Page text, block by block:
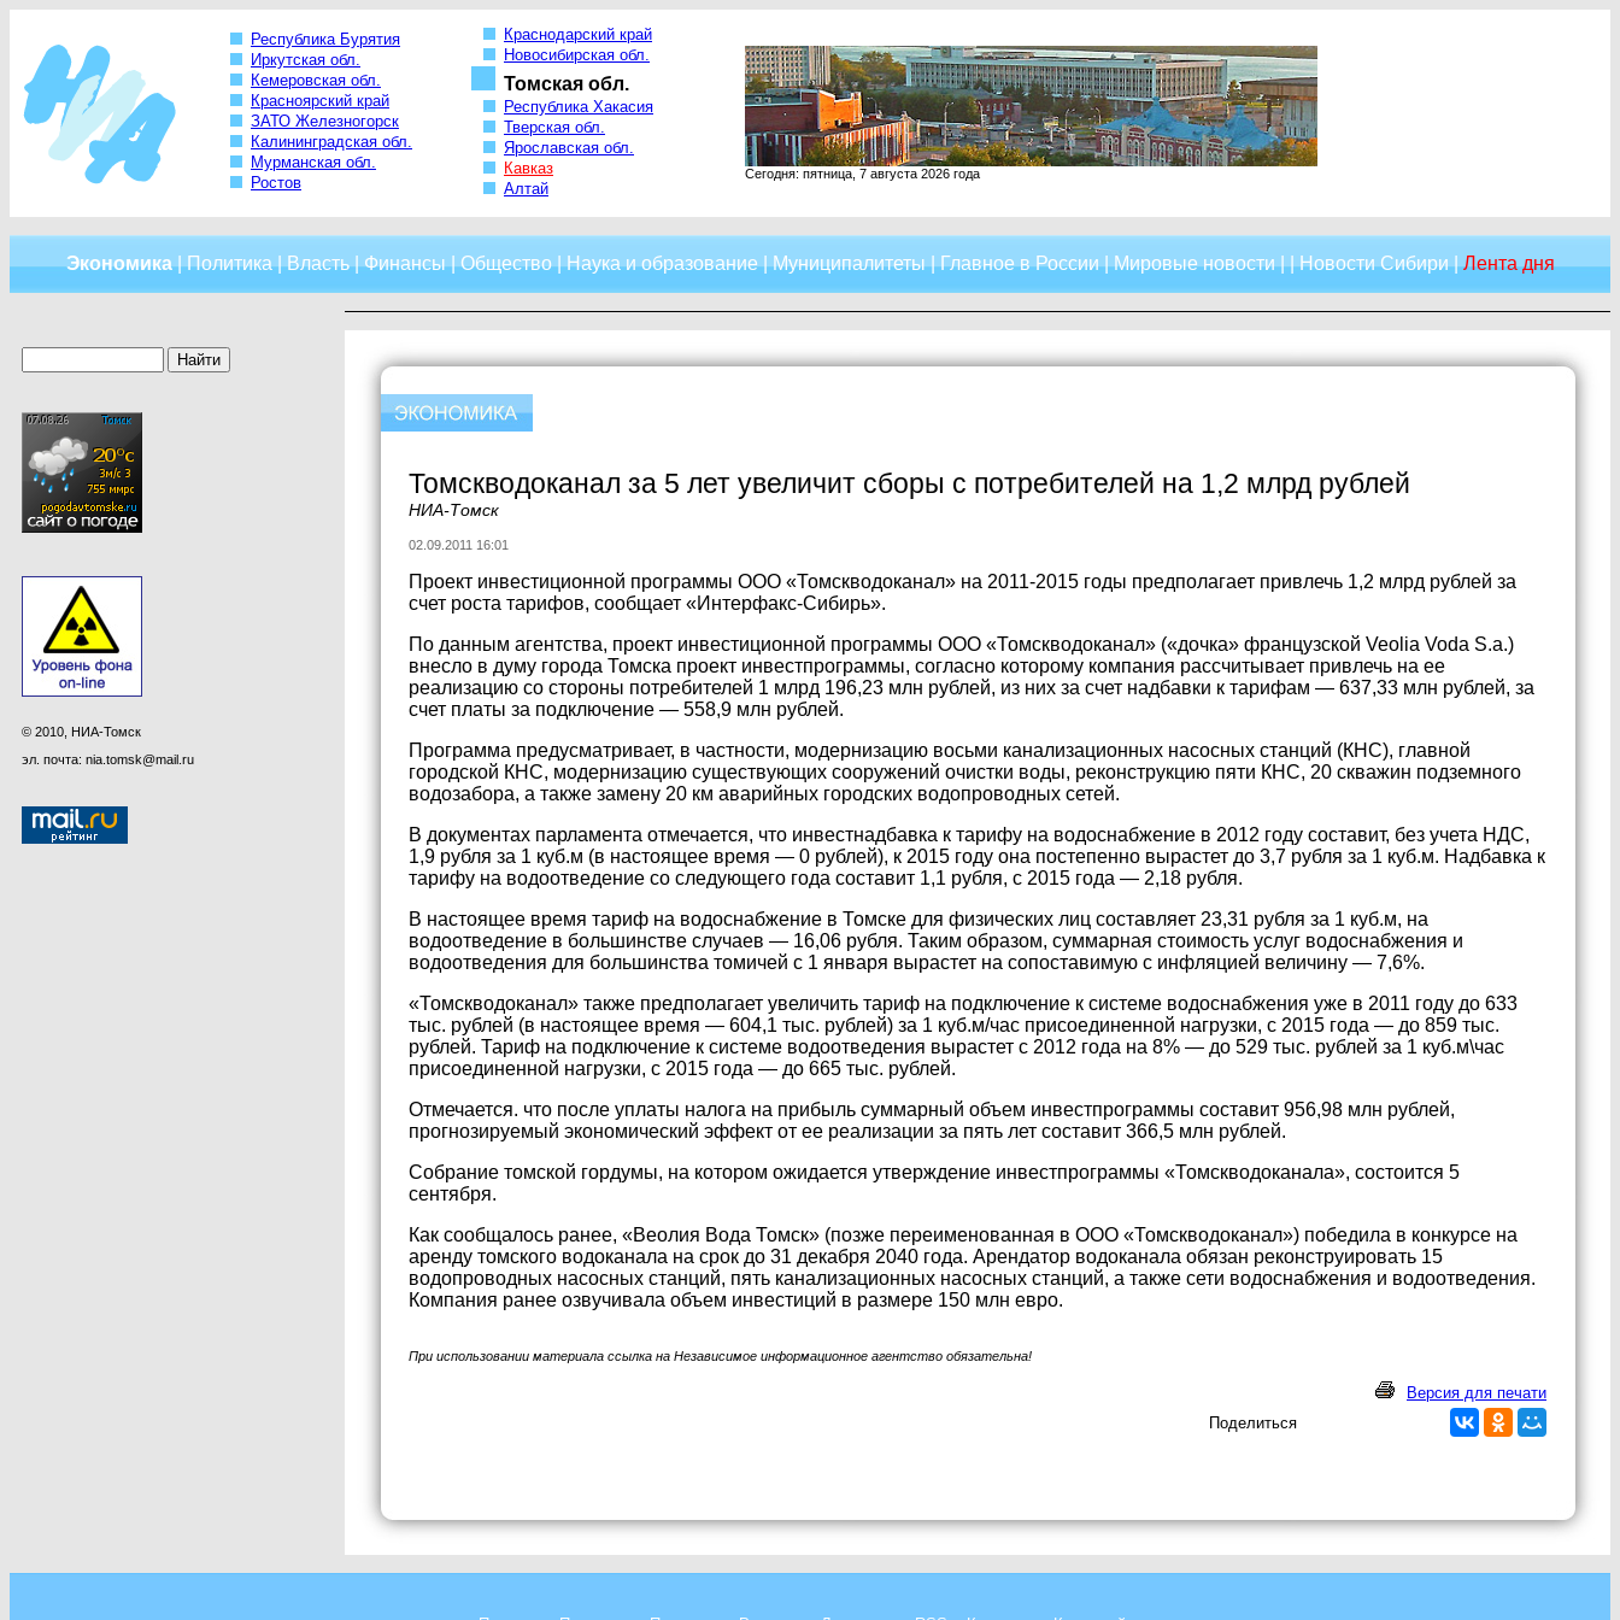
Республика Бурятия
Иркутская обл.
Кемеровская обл.
Красноярский край
ЗАТО Железногорск
Калининградская обл.
Мурманская обл.
Ростов
Краснодарский край
Новосибирская обл.
Томская обл.
Республика Хакасия
Тверская обл.
Ярославская обл.
Кавказ
Алтай
Сегодня: пятница, 7 августа 2026 года
Экономика|Политика|Власть|Финансы|Общество|Наука и образование|Муниципалитеты|Главное в России|Мировые новости| |Новости Сибири|Лента дня
© 2010, НИА-Томск
эл. почта: nia.tomsk@mail.ru
Томскводоканал за 5 лет увеличит сборы с потребителей на 1,2 млрд рублей
НИА-Томск
02.09.2011 16:01
Проект инвестиционной программы ООО «Томскводоканал» на 2011-2015 годы предполагает привлечь 1,2 млрд рублей за
счет роста тарифов, сообщает «Интерфакс-Сибирь».
По данным агентства, проект инвестиционной программы ООО «Томскводоканал» («дочка» французской Veolia Voda S.a.)
внесло в думу города Томска проект инвестпрограммы, согласно которому компания рассчитывает привлечь на ее
реализацию со стороны потребителей 1 млрд 196,23 млн рублей, из них за счет надбавки к тарифам — 637,33 млн рублей, за
счет платы за подключение — 558,9 млн рублей.
Программа предусматривает, в частности, модернизацию восьми канализационных насосных станций (КНС), главной
городской КНС, модернизацию существующих сооружений очистки воды, реконструкцию пяти КНС, 20 скважин подземного
водозабора, а также замену 20 км аварийных городских водопроводных сетей.
В документах парламента отмечается, что инвестнадбавка к тарифу на водоснабжение в 2012 году составит, без учета НДС,
1,9 рубля за 1 куб.м (в настоящее время — 0 рублей), к 2015 году она постепенно вырастет до 3,7 рубля за 1 куб.м. Надбавка к
тарифу на водоотведение со следующего года составит 1,1 рубля, с 2015 года — 2,18 рубля.
В настоящее время тариф на водоснабжение в Томске для физических лиц составляет 23,31 рубля за 1 куб.м, на
водоотведение в большинстве случаев — 16,06 рубля. Таким образом, суммарная стоимость услуг водоснабжения и
водоотведения для большинства томичей с 1 января вырастет на сопоставимую с инфляцией величину — 7,6%.
«Томскводоканал» также предполагает увеличить тариф на подключение к системе водоснабжения уже в 2011 году до 633
тыс. рублей (в настоящее время — 604,1 тыс. рублей) за 1 куб.м/час присоединенной нагрузки, с 2015 года — до 859 тыс.
рублей. Тариф на подключение к системе водоотведения вырастет с 2012 года на 8% — до 529 тыс. рублей за 1 куб.м\час
присоединенной нагрузки, с 2015 года — до 665 тыс. рублей.
Отмечается. что после уплаты налога на прибыль суммарный объем инвестпрограммы составит 956,98 млн рублей,
прогнозируемый экономический эффект от ее реализации за пять лет составит 366,5 млн рублей.
Собрание томской гордумы, на котором ожидается утверждение инвестпрограммы «Томскводоканала», состоится 5
сентября.
Как сообщалось ранее, «Веолия Вода Томск» (позже переименованная в ООО «Томскводоканал») победила в конкурсе на
аренду томского водоканала на срок до 31 декабря 2040 года. Арендатор водоканала обязан реконструировать 15
водопроводных насосных станций, пять канализационных насосных станций, а также сети водоснабжения и водоотведения.
Компания ранее озвучивала объем инвестиций в размере 150 млн евро.
При использовании материала ссылка на Независимое информационное агентство обязательна!
Версия для печати
Поделиться